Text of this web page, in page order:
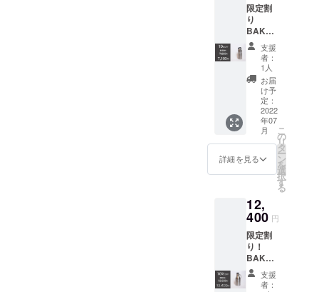
事業者の支
援も行って
いる。
限定割
り
BAKUS
HU 0.9L
10％OF
7,100円
（消費
税・送
料込
み） ・
BAKUS
HU 0.9L
ｘ1
（一般
販売予
7,980円
の
10％OF
F） ※
サー
バー
タップ
は非対
支援
者：
1人
お届
け予
定：
2022
年07
月
詳細を見る
こ
の
リ
タ
ー
ン
を
選
択
す
る
12,
400 円
限定割
り！
BAKUS
HU 1.9L
10％OF
支援
者：